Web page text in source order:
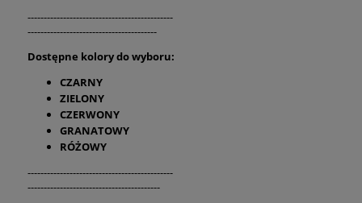
---------------------------------------------
----------------------------------------
Dostępne kolory do wyboru:
CZARNY
ZIELONY
CZERWONY
GRANATOWY
RÓŻOWY
---------------------------------------------
-----------------------------------------